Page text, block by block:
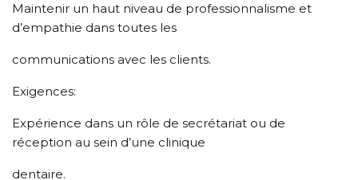
Maintenir un haut niveau de professionnalisme et
d’empathie dans toutes les
communications avec les clients.
Exigences:
Expérience dans un rôle de secrétariat ou de
réception au sein d’une clinique
dentaire.